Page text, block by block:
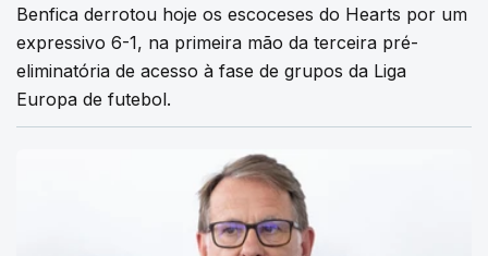
Benfica derrotou hoje os escoceses do Hearts por um
expressivo 6-1, na primeira mão da terceira pré-
eliminatória de acesso à fase de grupos da Liga
Europa de futebol.